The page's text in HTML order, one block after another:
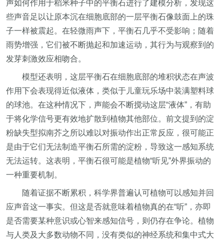
声如何作用于稻米种子中的平衡石进行了建模分析，发现这
些声音足以让原本沉在细胞底部的一层平衡石像鼓面上的珠
子一样被震起。在轻微雨声下，平衡石几乎不受影响；随着
雨势增强，它们被不断抛起和加速运动，其行为与观察到的
发芽刺激效应相吻合。
模型还表明，这层平衡石在细胞底部的堆积状态在声波
作用下会表现得近似液体，类似于儿童玩乐场中装满塑料球
的球池。在这种情况下，声能会不断搅动这层“液体”，有助
于将化学信号更有效地扩散到植物其他部位。前文提到的淀
粉缺失型拟南芥之所以难以对振动作出正常反应，很可能正
是由于它们无法制造平衡石所需的淀粉，导致这一感知系统
无法运转。这表明，平衡石很可能是植物“听见”外界振动的
一种重要机制。
随着证据不断累积，科学界普遍认可植物可以感知并回
应声音这一事实。但这是否就意味着植物真的在“听”，亦即
是否需要某种意识或心智来感知信号，则仍存在争论。植物
与人类及大多数动物不同，没有类似的神经系统和集中式大